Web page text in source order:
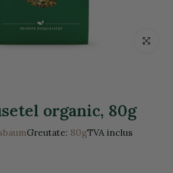
Click
organic, 80g
Greutate: 80gTVA inclus